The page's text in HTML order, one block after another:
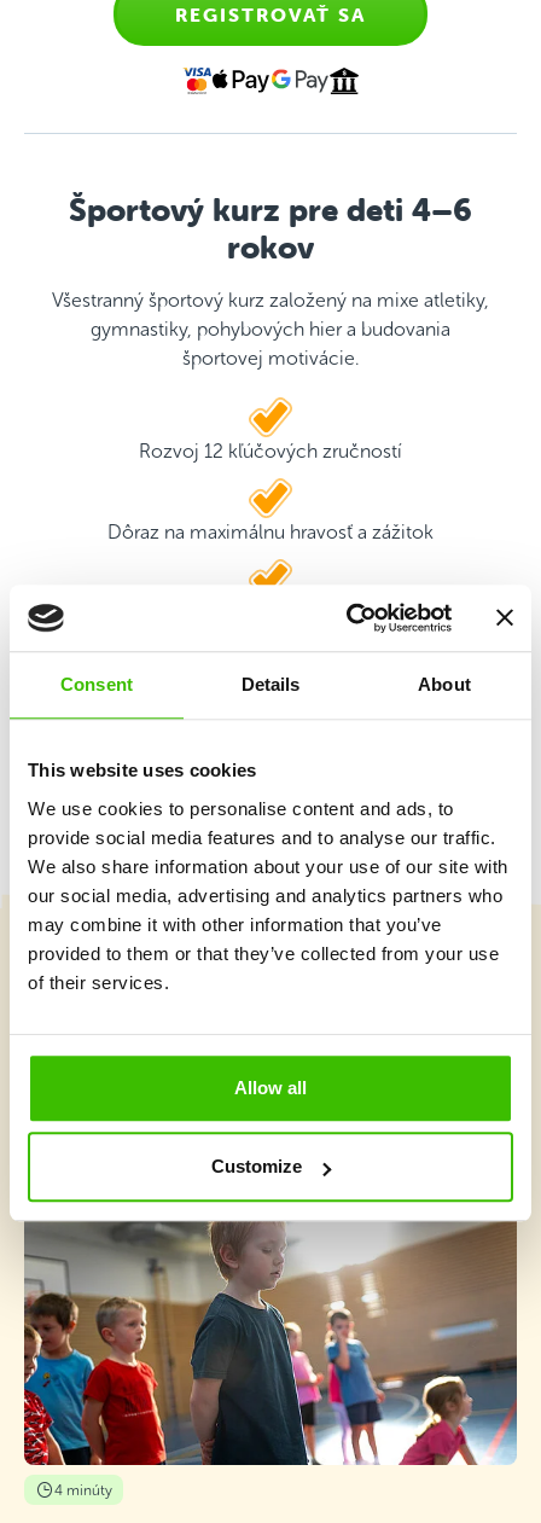
Consent Details About
This website uses cookies
We use cookies to personalise content and ads, to
provide social media features and to analyse our traffic.
We also share information about your use of our site with
our social media, advertising and analytics partners who
may combine it with other information that you’ve
provided to them or that they’ve collected from your use
of their services.
Allow all
Customize
REGISTROVAŤ SA
Športový kurz pre deti 4–6
rokov
Všestranný športový kurz založený na mixe atletiky,
gymnastiky, pohybových hier a budovania
športovej motivácie.
Rozvoj 12 kľúčových zručností
Dôraz na maximálnu hravosť a zážitok
2 kvalifikovaní tréneri
Herný plán s motivačnými nálepkami
Čo je v Gymnathlone nové?
4 minúty